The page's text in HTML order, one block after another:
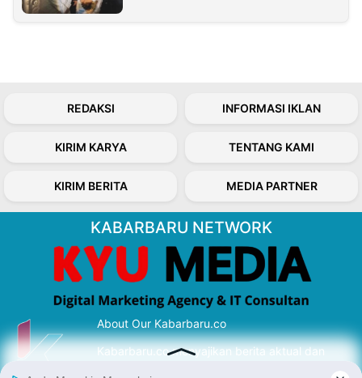
REDAKSI INFORMASI IKLAN
KIRIM KARYA TENTANG KAMI
KIRIM BERITA MEDIA PARTNER
KABARBARU NETWORK
About Our Kabarbaru.co
Kabarbaru.co menyajikan berita aktual dan